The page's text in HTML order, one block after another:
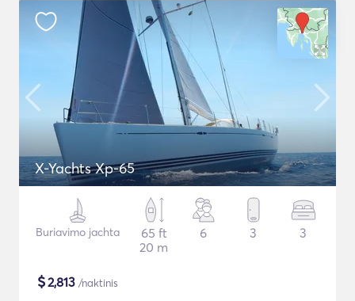
X-Yachts Xp-65
Buriavimo jachta
65 ft
20 m
6 3 3
$2,813 /naktinis